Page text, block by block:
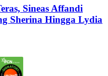
Sineas Affandi
Sherina Hingga Lydia